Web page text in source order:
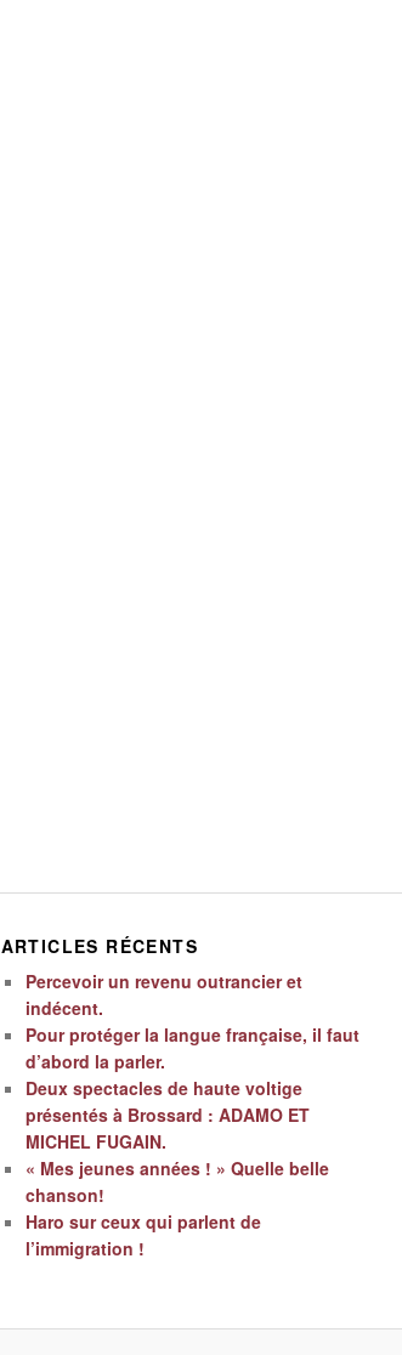
ARTICLES RÉCENTS
Percevoir un revenu outrancier et
indécent.
Pour protéger la langue française, il faut
d’abord la parler.
Deux spectacles de haute voltige
présentés à Brossard : ADAMO ET
MICHEL FUGAIN.
« Mes jeunes années ! » Quelle belle
chanson!
Haro sur ceux qui parlent de
l’immigration !